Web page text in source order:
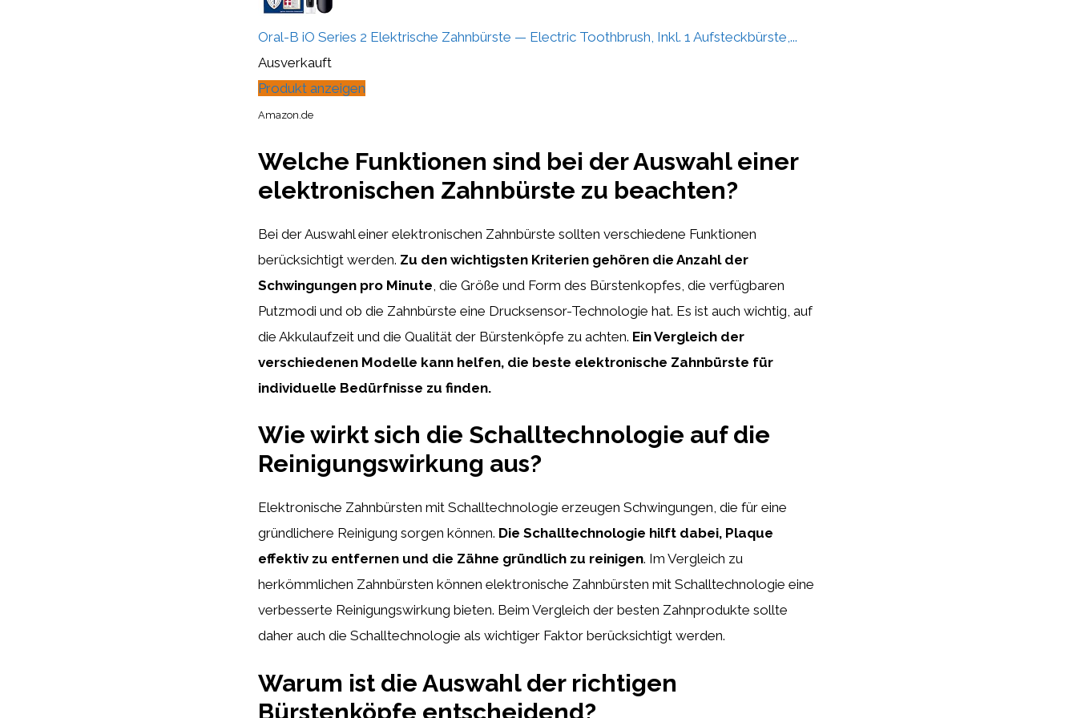
Oral-B iO Series 2 Elektrische Zahnbürste — Electric Toothbrush, Inkl. 1 Aufsteckbürste,...
Ausverkauft
Produkt anzeigen
Amazon.de
Welche Funktionen sind bei der Auswahl einer
elektronischen Zahnbürste zu beachten?
Bei der Auswahl einer elektronischen Zahnbürste sollten verschiedene Funktionen
berücksichtigt werden. Zu den wichtigsten Kriterien gehören die Anzahl der
Schwingungen pro Minute , die Größe und Form des Bürstenkopfes, die verfügbaren
Putzmodi und ob die Zahnbürste eine Drucksensor-Technologie hat. Es ist auch wichtig, auf
die Akkulaufzeit und die Qualität der Bürstenköpfe zu achten. Ein Vergleich der
verschiedenen Modelle kann helfen, die beste elektronische Zahnbürste für
individuelle Bedürfnisse zu finden.
Wie wirkt sich die Schalltechnologie auf die
Reinigungswirkung aus?
Elektronische Zahnbürsten mit Schalltechnologie erzeugen Schwingungen, die für eine
gründlichere Reinigung sorgen können. Die Schalltechnologie hilft dabei, Plaque
effektiv zu entfernen und die Zähne gründlich zu reinigen. Im Vergleich zu
herkömmlichen Zahnbürsten können elektronische Zahnbürsten mit Schalltechnologie eine
verbesserte Reinigungswirkung bieten. Beim Vergleich der besten Zahnprodukte sollte
daher auch die Schalltechnologie als wichtiger Faktor berücksichtigt werden.
Warum ist die Auswahl der richtigen
Bürstenköpfe entscheidend?